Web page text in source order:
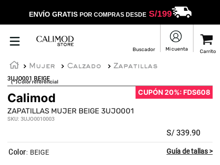
ENVÍO GRATIS POR COMPRAS DESDES/199
Mujer Calzado
Zapatillas
3UJO001 BEIGE
(*)Color referencial
CUPÓN 20%: FDS608
Calimod
ZAPATILLAS MUJER BEIGE 3UJO001
SKU: 3UJO0010003
S/ 339.90
: BEIGE